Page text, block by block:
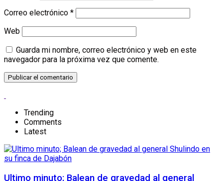
Correo electrónico *
Web
Guarda mi nombre, correo electrónico y web en este
navegador para la próxima vez que comente.
Trending
Comments
Latest
Ultimo minuto; Balean de gravedad al general